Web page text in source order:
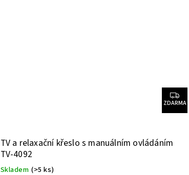
ZDARMA
TV a relaxační křeslo s manuálním ovládáním
TV-4092
Skladem (>5 ks)